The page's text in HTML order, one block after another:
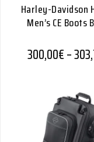
Harley-Davidson
Men’s CE Boots
300,00€–